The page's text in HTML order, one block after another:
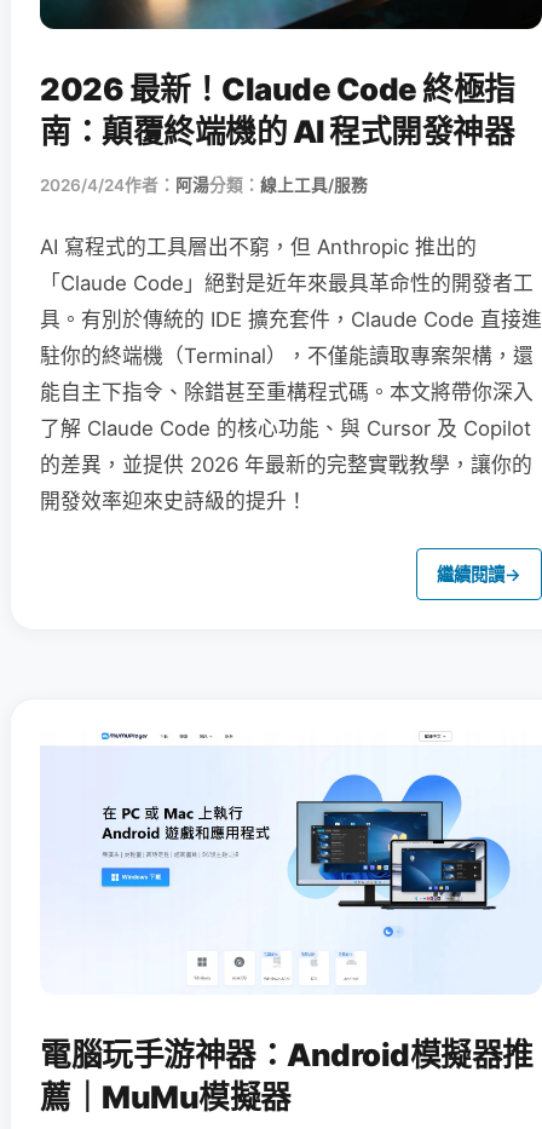
2026 最新！Claude Code 終極指
南：顛覆終端機的 AI 程式開發神器
2026/4/24作者： 阿湯分類： 線上工具/服務
AI 寫程式的工具層出不窮，但 Anthropic 推出的
「Claude Code」絕對是近年來最具革命性的開發者工
具。有別於傳統的 IDE 擴充套件，Claude Code 直接進
駐你的終端機（Terminal），不僅能讀取專案架構，還
能自主下指令、除錯甚至重構程式碼。本文將帶你深入
了解 Claude Code 的核心功能、與 Cursor 及 Copilot
的差異，並提供 2026 年最新的完整實戰教學，讓你的
開發效率迎來史詩級的提升！
繼續閱讀→
電腦玩手游神器：Android模擬器推
薦｜MuMu模擬器